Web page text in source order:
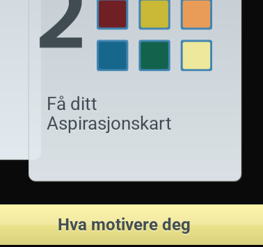
Få ditt
Aspirasjonskart
Hva motivere deg